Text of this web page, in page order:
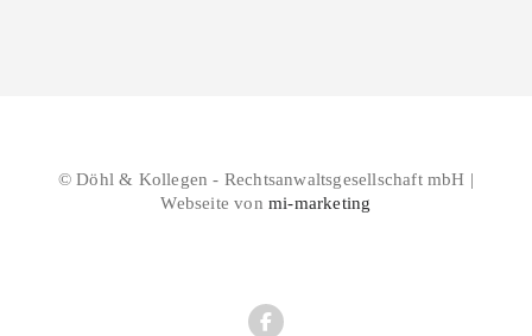
© Döhl & Kollegen - Rechtsanwaltsgesellschaft mbH |
Webseite vonmi-marketing